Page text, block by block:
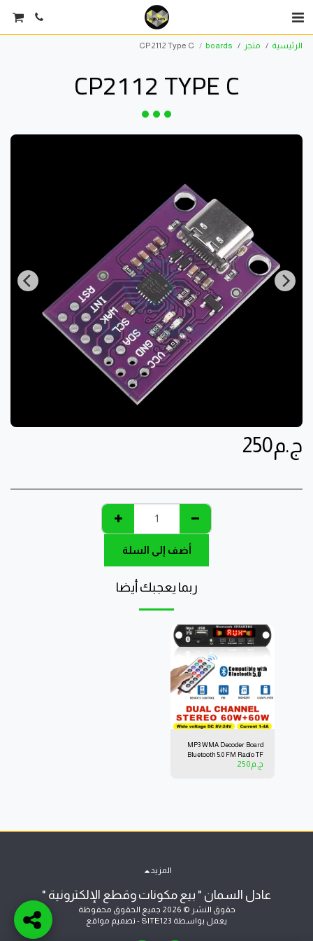
الرئيسية متجر boards
CP2112 Type C
CP2112 TYPE C
ج.م250
أضف إلى السلة
ربما يعجبك أيضا
MP3 WMA Decoder Board
Bluetooth 5.0 FM Radio TF
USB 3.5mm AUX Wireless
ج.م 250
عادل السمان " بيع مكونات وقطع الإلكترونية "
حقوق النشر © 2026 جميع الحقوق محفوظة
يعمل بواسطة SITE123
- تصميم مواقع
المزيد